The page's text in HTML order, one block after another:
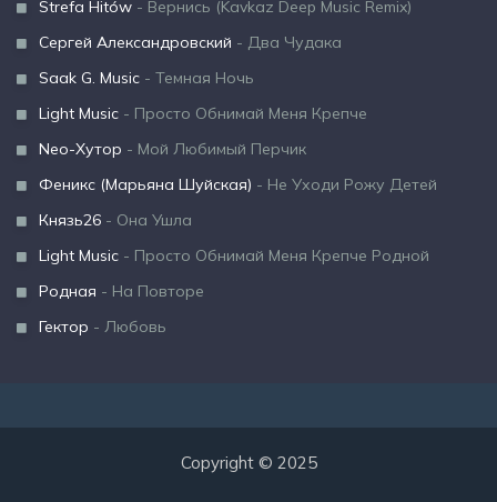
Strefa Hitów - Вернись (Kavkaz Deep Music Remix)
Сергей Александровский - Два Чудака
Saak G. Music - Темная Ночь
Light Music - Просто Обнимай Меня Крепче
Neo-Хутор - Мой Любимый Перчик
Феникс (Марьяна Шуйская) - Не Уходи Рожу Детей
Князь26 - Она Ушла
Light Music - Просто Обнимай Меня Крепче Родной
Родная - На Повторе
Гектор - Любовь
Copyright © 2025